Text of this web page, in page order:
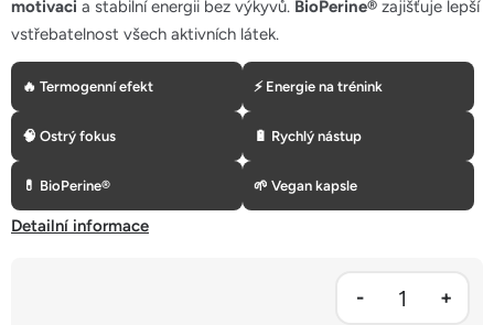
motivaci a stabilní energii bez výkyvů. BioPerine® zajišťuje lepší
vstřebatelnost všech aktivních látek.
🔥 Termogenní efekt ⚡ Energie na trénink
🧠 Ostrý fokus 🔋 Rychlý nástup
💊 BioPerine® 🌱 Vegan kapsle
Detailní informace